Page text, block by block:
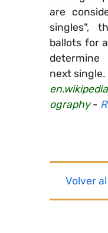
are
singles",
ballots for
next single.
ography-
Volver